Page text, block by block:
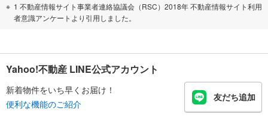
1 不動産情報サイト事業者連絡協議会（RSC）2018年 不動産情報サイト利用
者意識アンケートより引用しました。
Yahoo!不動産 LINE公式アカウント
新着物件をいち早くお届け！
便利な機能のご紹介
友だち追加